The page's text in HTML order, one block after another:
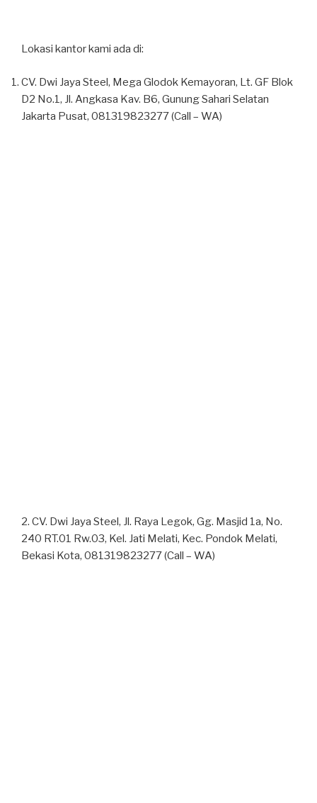
Lokasi kantor kami ada di:
CV. Dwi Jaya Steel, Mega Glodok Kemayoran, Lt. GF Blok
D2 No.1, Jl. Angkasa Kav. B6, Gunung Sahari Selatan
Jakarta Pusat, 081319823277 (Call – WA)
2. CV. Dwi Jaya Steel, Jl. Raya Legok, Gg. Masjid 1a, No.
240 RT.01 Rw.03, Kel. Jati Melati, Kec. Pondok Melati,
Bekasi Kota, 081319823277 (Call – WA)